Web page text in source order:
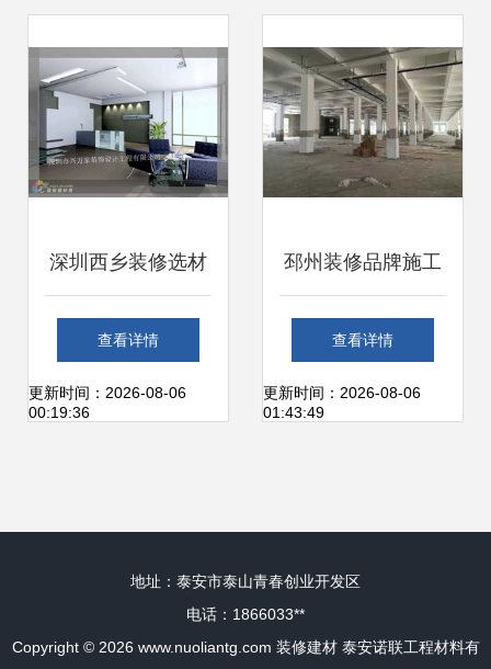
深圳西乡装修选材
指南 兴万家建材市
场与周边配套解析
查看详情
更新时间：2026-08-06
00:19:36
邳州装修品牌施工
与食品厂装潢报价
选对建材是关键
查看详情
更新时间：2026-08-06
01:43:49
地址：泰安市泰山青春创业开发区
电话：1866033**
Copyright © 2026 www.nuoliantg.com 装修建材 泰安诺联工程材料有